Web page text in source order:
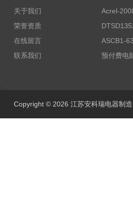
关于我们
荣誉资质
在线留言
联系我们
Copyright © 2026 江苏安科瑞电器制